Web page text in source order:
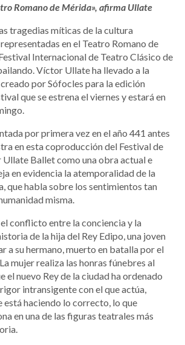
Romano de Mérida», afirma Ullate
tragedias míticas de la cultura
en el Teatro Romano de
Internacional de Teatro Clásico de
Víctor Ullate ha llevado a la
por Sófocles para la edición
que se estrena el viernes y estará en
por primera vez en el año 441 antes
en esta coproducción del Festival de
Ballet como una obra actual e
en evidencia la atemporalidad de la
que habla sobre los sentimientos tan
misma.
conflicto entre la conciencia y la
de la hija del Rey Edipo, una joven
a su hermano, muerto en batalla por el
mujer realiza las honras fúnebres al
el nuevo Rey de la ciudad ha ordenado
intransigente con el que actúa,
está haciendo lo correcto, lo que
en una de las figuras teatrales más